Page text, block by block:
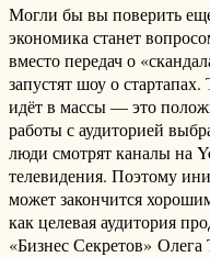
Могли бы вы поверить
экономика станет
вместо передач о
запустят шоу о
идёт в массы — это
работы с аудиторией
люди смотрят каналы на
телевидения. Поэтому
может закончится
как целевая аудитория
«Бизнес Секретов»